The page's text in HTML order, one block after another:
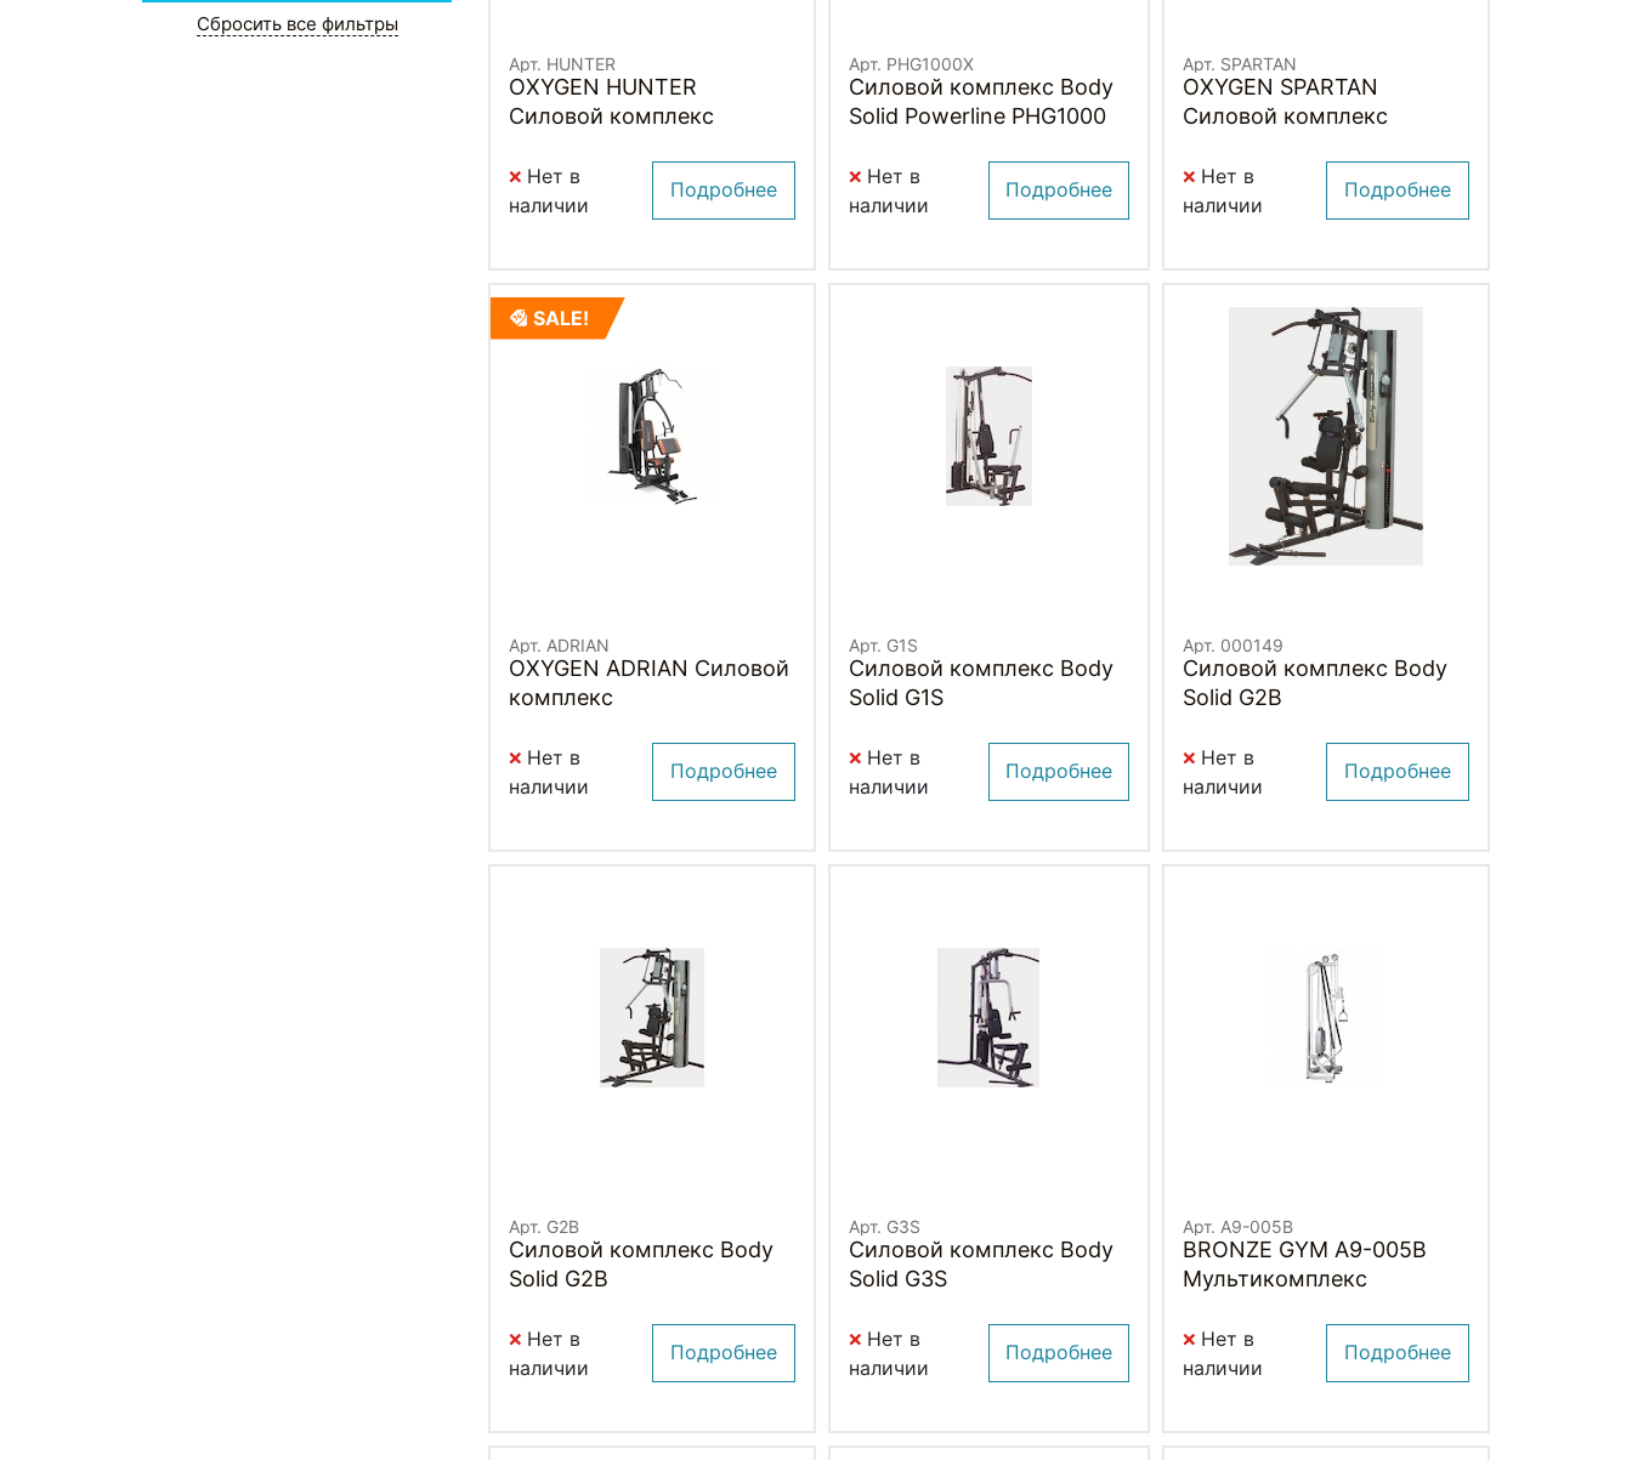
Сбросить все фильтры
Арт. HUNTER
OXYGEN HUNTER
Силовой комплекс
Нет в
наличии
Подробнее
Арт. PHG1000X
Силовой комплекс Body
Solid Powerline PHG1000
Нет в
наличии
Подробнее
Арт. SPARTAN
OXYGEN SPARTAN
Силовой комплекс
Нет в
наличии
Подробнее
SALE!
Арт. ADRIAN
OXYGEN ADRIAN Силовой
комплекс
Нет в
наличии
Подробнее
Арт. G1S
Силовой комплекс Body
Solid G1S
Нет в
наличии
Подробнее
Арт. 000149
Силовой комплекс Body
Solid G2B
Нет в
наличии
Подробнее
Арт. G2B
Силовой комплекс Body
Solid G2B
Нет в
наличии
Подробнее
Арт. G3S
Силовой комплекс Body
Solid G3S
Нет в
наличии
Подробнее
Арт. A9-005B
BRONZE GYM A9-005B
Мультикомплекс
Нет в
наличии
Подробнее